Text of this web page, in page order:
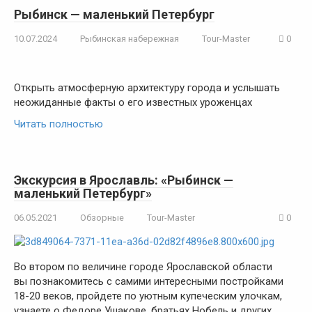
Рыбинск — маленький Петербург
10.07.2024 Рыбинская набережная Tour-Master 0
Открыть атмосферную архитектуру города и услышать
неожиданные факты о его известных уроженцах
Читать полностью
Экскурсия в Ярославль: «Рыбинск —
маленький Петербург»
06.05.2021 Обзорные Tour-Master 0
Во втором по величине городе Ярославской области
вы познакомитесь с самими интересными постройками
18-20 веков, пройдете по уютным купеческим улочкам,